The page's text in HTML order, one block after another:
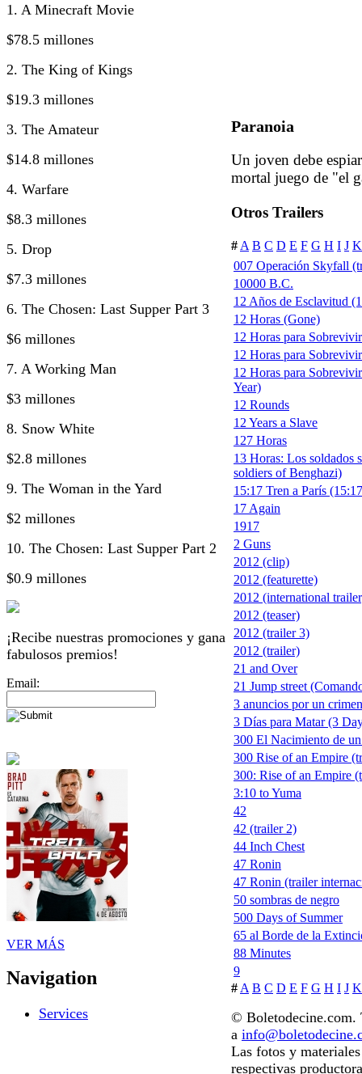
1. A Minecraft Movie
$78.5 millones
2. The King of Kings
$19.3 millones
3. The Amateur
$14.8 millones
4. Warfare
$8.3 millones
5. Drop
$7.3 millones
6. The Chosen: Last Supper Part 3
$6 millones
7. A Working Man
$3 millones
8. Snow White
$2.8 millones
9. The Woman in the Yard
$2 millones
10. The Chosen: Last Supper Part 2
$0.9 millones
¡Recibe nuestras promociones y gana
fabulosos premios!
Email:
VER MÁS
Navigation
Services
Paranoia
Un joven debe
mortal juego de "el
Otros Trailers
# A B C D E F G H I J K
007 Operación Skyfall
10000 B.C.
12 Años de Esclavitud
12 Horas (Gone)
12 Horas para
12 Horas para
12 Horas para
Year)
12 Rounds
12 Years a Slave
127 Horas
13 Horas: Los soldados
soldiers of Benghazi)
15:17 Tren a París
17 Again
1917
2 Guns
2012 (clip)
2012 (featurette)
2012 (international
2012 (teaser)
2012 (trailer 3)
2012 (trailer)
21 and Over
21 Jump street
3 anuncios por un
3 Días para Matar (3
300 El Nacimiento de
300 Rise of an Empire
300: Rise of an Empire
3:10 to Yuma
42
42 (trailer 2)
44 Inch Chest
47 Ronin
47 Ronin (trailer
50 sombras de negro
500 Days of Summer
65 al Borde de la
88 Minutes
9
# A B C D E F G H I J K
© Boletodecine.com.
a
Las fotos y
respectivas